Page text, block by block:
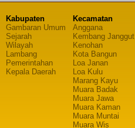
Kabupaten
Gambaran Umum
Sejarah
Wilayah
Lambang
Pemerintahan
Kepala Daerah
Kecamatan
Anggana
Kembang Janggut
Kenohan
Kota Bangun
Loa Janan
Loa Kulu
Marang Kayu
Muara Badak
Muara Jawa
Muara Kaman
Muara Muntai
Muara Wis